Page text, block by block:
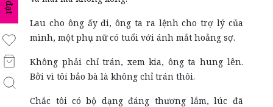
Lau cho ông ấy đi, ông ta ra lệnh cho trợ lý của
mình, một phụ nữ có tuổi với ánh mắt hoảng sợ.
Không phải chỉ trán, xem kia, ông ta hung lên.
Bởi vì tôi bảo bà là không chỉ trán thôi.
Chắc tôi có bộ dạng đáng thương lắm, lúc đã